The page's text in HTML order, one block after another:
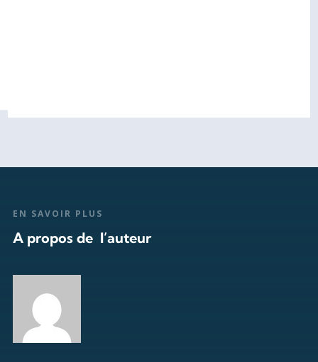
EN SAVOIR PLUS
A propos de l’auteur